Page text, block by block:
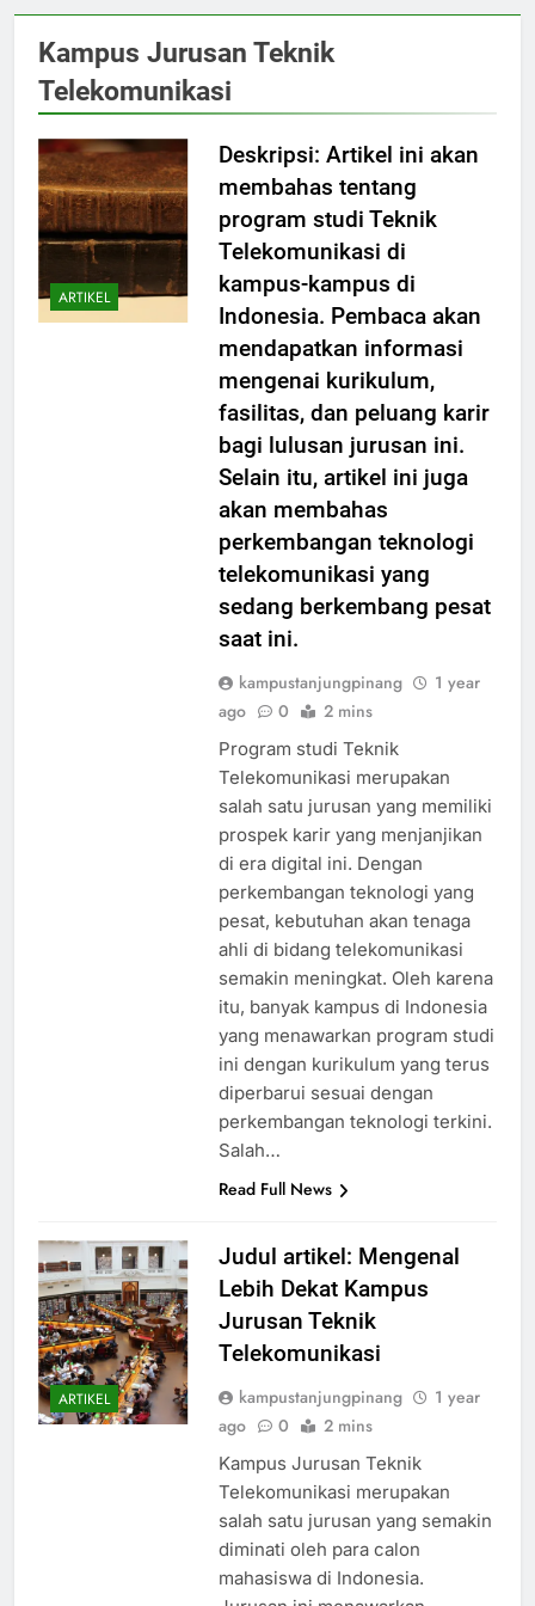
Kampus Jurusan Teknik
Telekomunikasi
ARTIKEL
Deskripsi: Artikel ini akan
membahas tentang
program studi Teknik
Telekomunikasi di
kampus-kampus di
Indonesia. Pembaca akan
mendapatkan informasi
mengenai kurikulum,
fasilitas, dan peluang karir
bagi lulusan jurusan ini.
Selain itu, artikel ini juga
akan membahas
perkembangan teknologi
telekomunikasi yang
sedang berkembang pesat
saat ini.
kampustanjungpinang
1 year
ago
0 2 mins
Program studi Teknik
Telekomunikasi merupakan
salah satu jurusan yang memiliki
prospek karir yang menjanjikan
di era digital ini. Dengan
perkembangan teknologi yang
pesat, kebutuhan akan tenaga
ahli di bidang telekomunikasi
semakin meningkat. Oleh karena
itu, banyak kampus di Indonesia
yang menawarkan program studi
ini dengan kurikulum yang terus
diperbarui sesuai dengan
perkembangan teknologi terkini.
Salah…
Read Full News
ARTIKEL
Judul artikel: Mengenal
Lebih Dekat Kampus
Jurusan Teknik
Telekomunikasi
kampustanjungpinang
1 year
ago
0 2 mins
Kampus Jurusan Teknik
Telekomunikasi merupakan
salah satu jurusan yang semakin
diminati oleh para calon
mahasiswa di Indonesia.